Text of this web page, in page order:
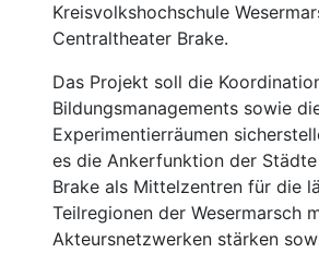
Kreisvolkshochschule
Centraltheater Brake.
Das Projekt soll die
Bildungsmanagements sowie
Experimentierräumen
es die Ankerfunktion der
Brake als Mittelzentren für die
Teilregionen der Wesermarsch
Akteursnetzwerken stärken